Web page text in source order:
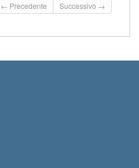
← Precedente Successivo →